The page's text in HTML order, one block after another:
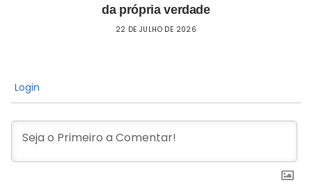
da própria verdade
22 DE JULHO DE 2026
Login